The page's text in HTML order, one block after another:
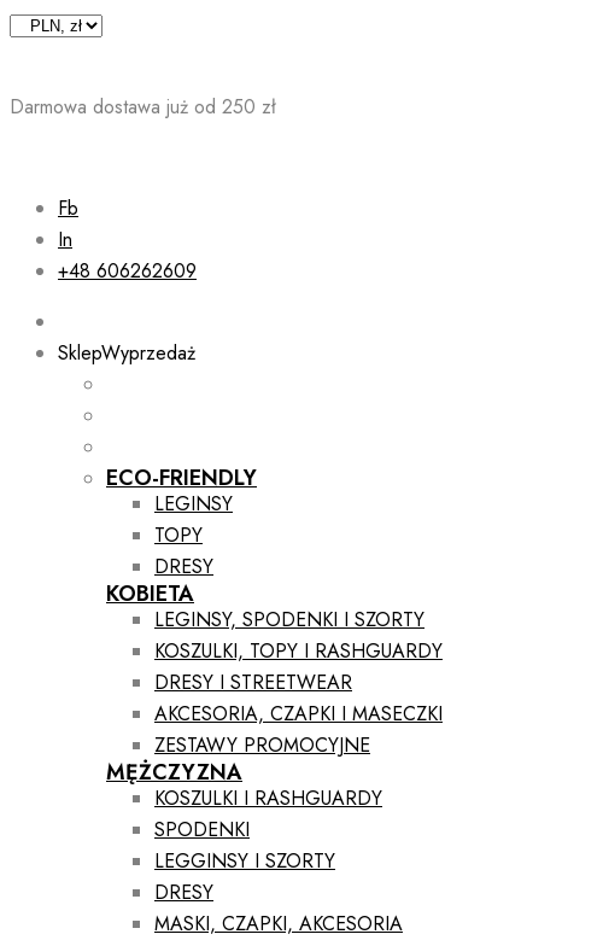
Skip
Darmowa dostawa już od 250 zł
Fb
In
+48 606262609
SklepWyprzedaż
ECO-FRIENDLY
LEGINSY
TOPY
DRESY
KOBIETA
LEGINSY, SPODENKI I SZORTY
KOSZULKI, TOPY I RASHGUARDY
DRESY I STREETWEAR
AKCESORIA, CZAPKI I MASECZKI
ZESTAWY PROMOCYJNE
MĘŻCZYZNA
KOSZULKI I RASHGUARDY
SPODENKI
LEGGINSY I SZORTY
DRESY
MASKI, CZAPKI, AKCESORIA